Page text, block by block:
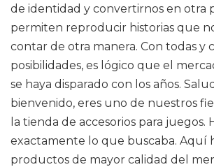
de identidad y convertirnos en otra
permiten reproducir historias que
contar de otra manera. Con todas y
posibilidades, es lógico que el
se haya disparado con los años.
bienvenido, eres uno de nuestros
la tienda de accesorios para juegos.
exactamente lo que buscaba. Aquí
productos de mayor calidad del